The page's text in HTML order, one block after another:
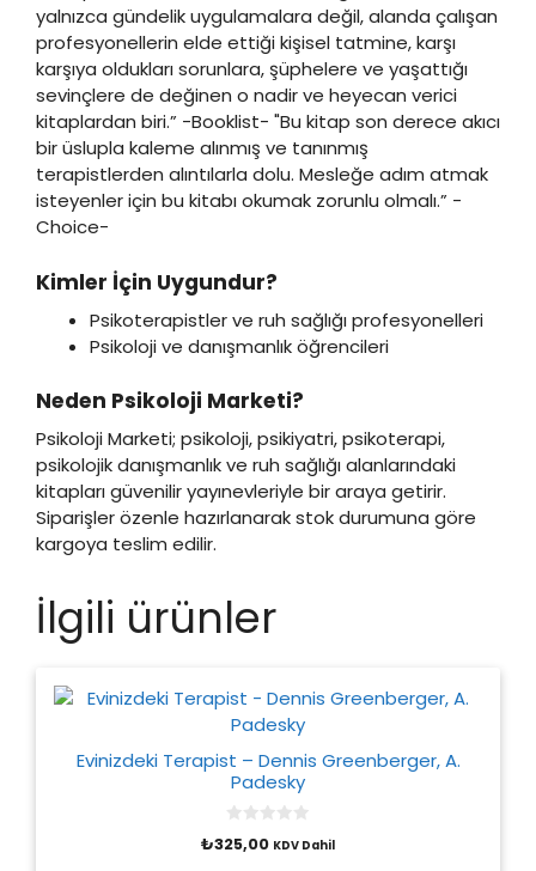
yalnızca gündelik uygulamalara değil, alanda çalışan
profesyonellerin elde ettiği kişisel tatmine, karşı
karşıya oldukları sorunlara, şüphelere ve yaşattığı
sevinçlere de değinen o nadir ve heyecan verici
kitaplardan biri.” -Booklist- "Bu kitap son derece akıcı
bir üslupla kaleme alınmış ve tanınmış
terapistlerden alıntılarla dolu. Mesleğe adım atmak
isteyenler için bu kitabı okumak zorunlu olmalı.” -
Choice-
Kimler İçin Uygundur?
Psikoterapistler ve ruh sağlığı profesyonelleri
Psikoloji ve danışmanlık öğrencileri
Neden Psikoloji Marketi?
Psikoloji Marketi; psikoloji, psikiyatri, psikoterapi,
psikolojik danışmanlık ve ruh sağlığı alanlarındaki
kitapları güvenilir yayınevleriyle bir araya getirir.
Siparişler özenle hazırlanarak stok durumuna göre
kargoya teslim edilir.
İlgili ürünler
Evinizdeki Terapist – Dennis Greenberger, A.
Padesky
0
o
₺325,00 KDV Dahil